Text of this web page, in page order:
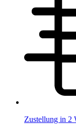
Zustellung in 2